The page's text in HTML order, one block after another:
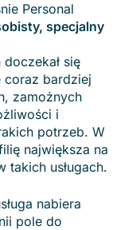
Personal
specjalny
się
coraz bardziej
zamożnych
i
potrzeb. W
największa na
takich usługach.
nabiera
pole do